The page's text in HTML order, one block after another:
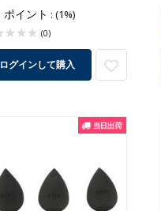
ポイント : (1%)
(0)
ログインして購入